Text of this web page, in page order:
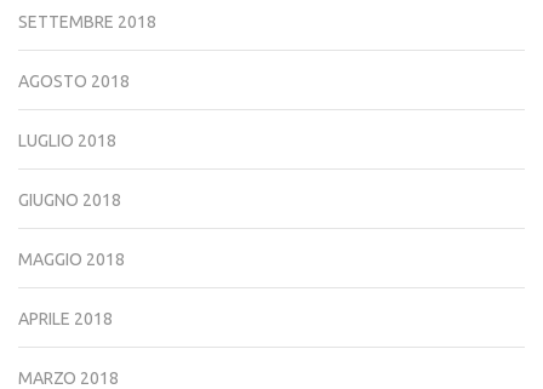
SETTEMBRE 2018
AGOSTO 2018
LUGLIO 2018
GIUGNO 2018
MAGGIO 2018
APRILE 2018
MARZO 2018